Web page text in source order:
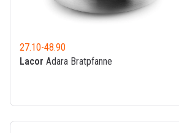
27.10-48.90
Lacor Adara Bratpfanne